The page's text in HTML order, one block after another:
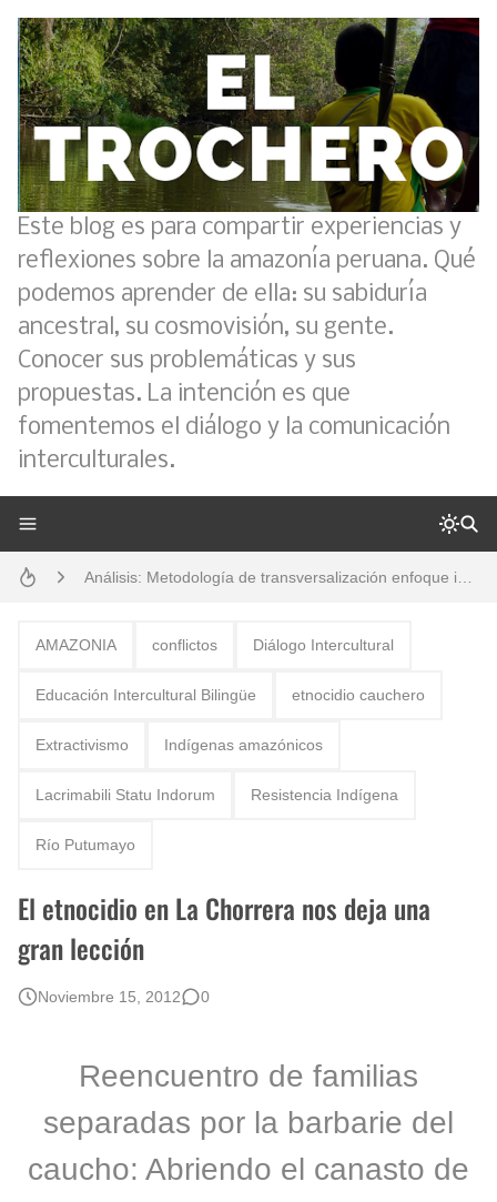
Este blog es para compartir experiencias y
reflexiones sobre la amazonía peruana. Qué
podemos aprender de ella: su sabiduría
ancestral, su cosmovisión, su gente.
Conocer sus problemáticas y sus
propuestas. La intención es que
fomentemos el diálogo y la comunicación
interculturales.
Análisis: Metodología de transversalización enfoque intercultural
Boletín BOLPER - Nro. 10 - del 31 de marzo de 2023
AMAZONIA conflictos Diálogo Intercultural
Educación Intercultural Bilingüe etnocidio cauchero
Extractivismo Indígenas amazónicos
Lacrimabili Statu Indorum Resistencia Indígena
Río Putumayo
El etnocidio en La Chorrera nos deja una
gran lección
Noviembre 15, 2012 0
Reencuentro de familias
separadas por la barbarie del
caucho: Abriendo el canasto de